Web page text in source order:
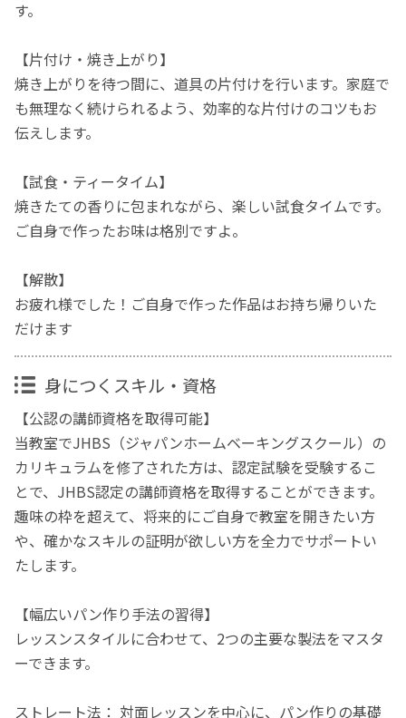
す。
【片付け・焼き上がり】
焼き上がりを待つ間に、道具の片付けを行います。家庭で
も無理なく続けられるよう、効率的な片付けのコツもお
伝えします。
【試食・ティータイム】
焼きたての香りに包まれながら、楽しい試食タイムです。
ご自身で作ったお味は格別ですよ。
【解散】
お疲れ様でした！ご自身で作った作品はお持ち帰りいた
だけます
身につくスキル・資格
【公認の講師資格を取得可能】
当教室でJHBS（ジャパンホームベーキングスクール）の
カリキュラムを修了された方は、認定試験を受験するこ
とで、JHBS認定の講師資格を取得することができます。
趣味の枠を超えて、将来的にご自身で教室を開きたい方
や、確かなスキルの証明が欲しい方を全力でサポートい
たします。
【幅広いパン作り手法の習得】
レッスンスタイルに合わせて、2つの主要な製法をマスタ
ーできます。
ストレート法： 対面レッスンを中心に、パン作りの基礎